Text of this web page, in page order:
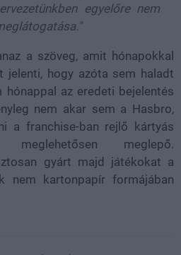
egyelőre nem
a szöveg, amit hónapokkal
jelenti, hogy azóta sem haladt
az eredeti bejelentés
nem akar sem a Hasbro,
a franchise-ban rejlő kártyás
meglehetősen meglepő.
gyárt majd játékokat a
nem kartonpapír formájában